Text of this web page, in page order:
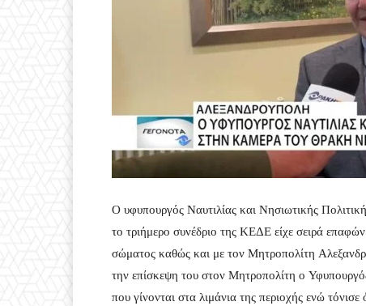
Ο υφυπουργός Ναυτιλίας και Νησιωτικής
το τριήμερο συνέδριο της ΚΕΔΕ είχε σειρά
σώματος καθώς και με τον Μητροπολίτη
την επίσκεψη του στον Μητροπολίτη ο
που γίνονται στα λιμάνια της περιοχής ενώ